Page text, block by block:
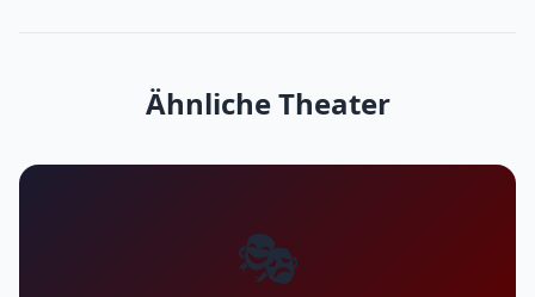
Ähnliche Theater
🎭